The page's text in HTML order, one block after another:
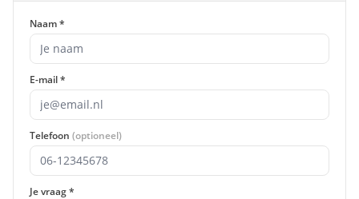
Naam *
E-mail *
Telefoon (optioneel)
Je vraag *